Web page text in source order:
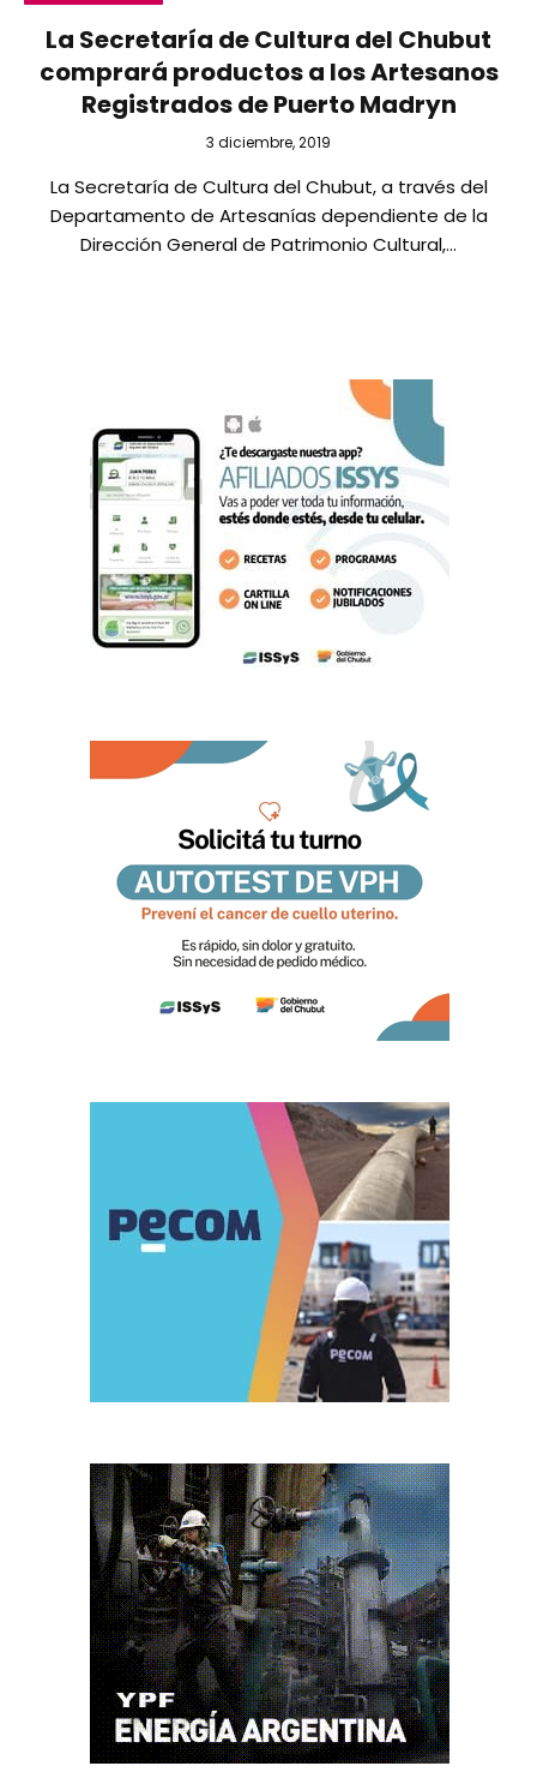
La Secretaría de Cultura del Chubut
comprará productos a los Artesanos
Registrados de Puerto Madryn
3 diciembre, 2019
La Secretaría de Cultura del Chubut, a través del
Departamento de Artesanías dependiente de la
Dirección General de Patrimonio Cultural,…